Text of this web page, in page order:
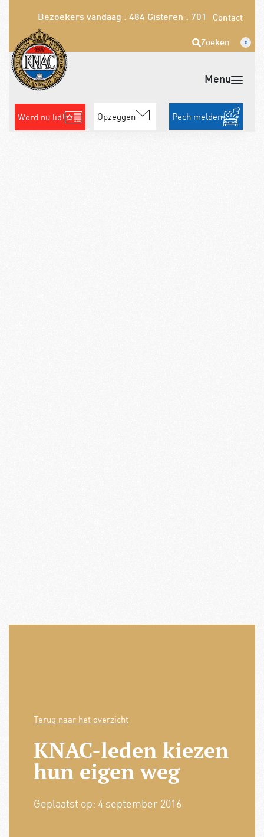
Bezoekers vandaag : 484 Gisteren : 701 Contact
Zoeken 0
Word nu lid! Opzeggen Pech melden
Terug naar het overzicht
KNAC-leden kiezen
hun eigen weg
Geplaatst op: 4 september 2016